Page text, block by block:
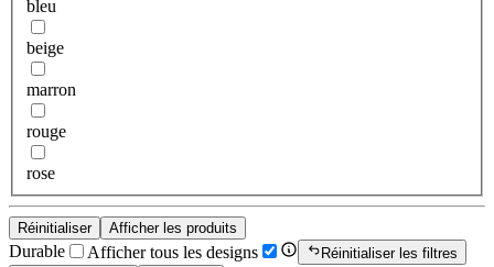
bleu
beige
marron
rouge
rose
Réinitialiser Afficher les produits
Durable Afficher tous les designs
Réinitialiser les filtres